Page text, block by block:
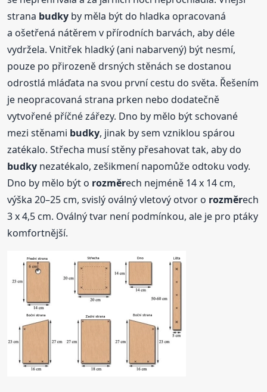
strana budky by měla být do hladka opracovaná
a ošetřená nátěrem v přírodních barvách, aby déle
vydržela. Vnitřek hladký (ani nabarvený) být nesmí,
pouze po přirozeně drsných stěnách se dostanou
odrostlá mláďata na svou první cestu do světa. Řešením
je neopracovaná strana prken nebo dodatečně
vytvořené příčné zářezy. Dno by mělo být schované
mezi stěnami budky, jinak by sem vzniklou spárou
zatékalo. Střecha musí stěny přesahovat tak, aby do
budky nezatékalo, zešikmení napomůže odtoku vody.
Dno by mělo být o rozměrech nejméně 14 x 14 cm,
výška 20–25 cm, svislý oválný vletový otvor o rozměrech
3 x 4,5 cm. Oválný tvar není podmínkou, ale je pro ptáky
komfortnější.